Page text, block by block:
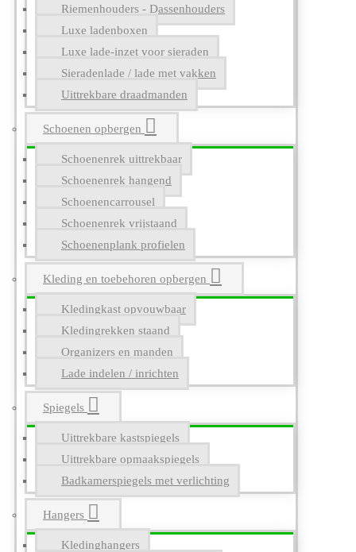
Riemenhouders - Dassenhouders
Luxe ladenboxen
Luxe lade-inzet voor sieraden
Sieradenlade / lade met vakken
Uittrekbare draadmanden
Schoenen opbergen
Schoenenrek uittrekbaar
Schoenenrek hangend
Schoenencarrousel
Schoenenrek vrijstaand
Schoenenplank profielen
Kleding en toebehoren opbergen
Kledingkast opvouwbaar
Kledingrekken staand
Organizers en manden
Lade indelen / inrichten
Spiegels
Uittrekbare kastspiegels
Uittrekbare opmaakspiegels
Badkamerspiegels met verlichting
Hangers
Kledinghangers